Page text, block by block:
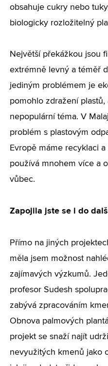
obsahuje cukry nebo
biologicky rozložitelný
Největší překážkou jsou
extrémně levný a téměř
jediným problémem je
pomohlo zdražení
nepopulární téma. V
problém s plastovým
Evropě máme recyklaci
používá mnohem více a
vůbec.
Zapojila jste se i do
Přímo na jiných
měla jsem možnost
zajímavých výzkumů.
profesor Sudesh
zabývá zpracováním
Obnova palmových
projekt se snaží najít
nevyužitých kmenů jako